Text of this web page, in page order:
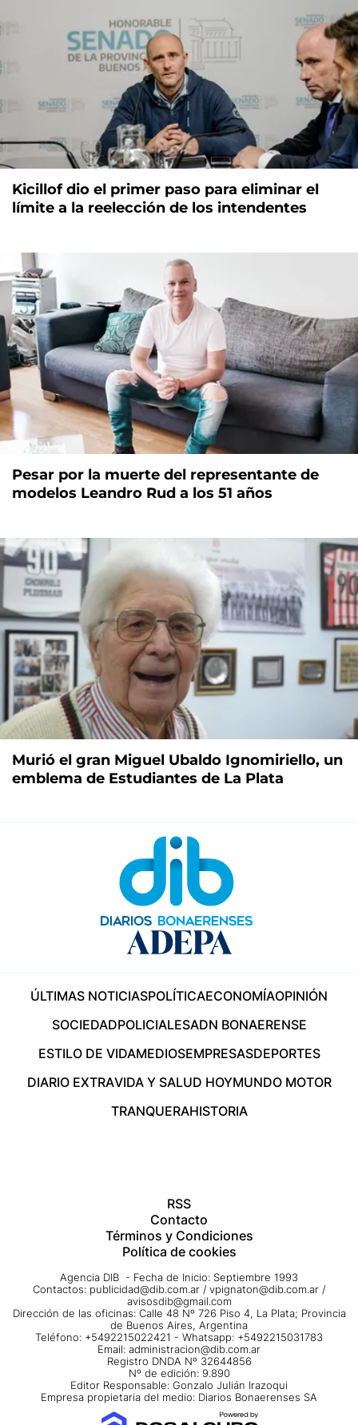
Kicillof dio el primer paso para eliminar el
límite a la reelección de los intendentes
Pesar por la muerte del representante de
modelos Leandro Rud a los 51 años
Murió el gran Miguel Ubaldo Ignomiriello, un
emblema de Estudiantes de La Plata
ÚLTIMAS NOTICIASPOLÍTICAECONOMÍAOPINIÓN
SOCIEDADPOLICIALESADN BONAERENSE
ESTILO DE VIDAMEDIOSEMPRESASDEPORTES
DIARIO EXTRAVIDA Y SALUD HOYMUNDO MOTOR
TRANQUERAHISTORIA
RSS
Contacto
Términos y Condiciones
Política de cookies
Agencia DIB - Fecha de Inicio: Septiembre 1993
Contactos: publicidad@dib.com.ar / vpignaton@dib.com.ar /
avisosdib@gmail.com
Dirección de las oficinas: Calle 48 Nº 726 Piso 4, La Plata; Provincia
de Buenos Aires, Argentina
Teléfono: +5492215022421 - Whatsapp: +5492215031783
Email: administracion@dib.com.ar
Registro DNDA Nº 32644856
Nº de edición: 9.890
Editor Responsable: Gonzalo Julián Irazoqui
Empresa propietaria del medio: Diarios Bonaerenses SA